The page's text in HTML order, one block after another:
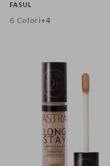
FASUL
6 Colori+4